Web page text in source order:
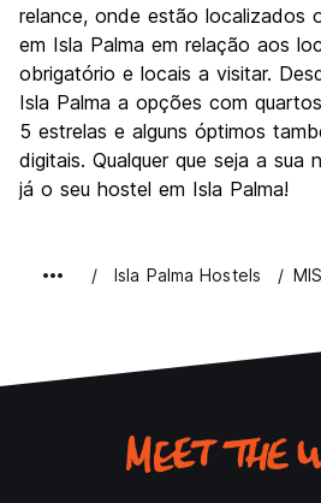
relance, onde estão localizados
em Isla Palma em relação aos
obrigatório e locais a visitar.
Isla Palma a opções com
5 estrelas e alguns óptimos
digitais. Qualquer que seja a sua
já o seu hostel em Isla Palma!
Isla Palma Hostels